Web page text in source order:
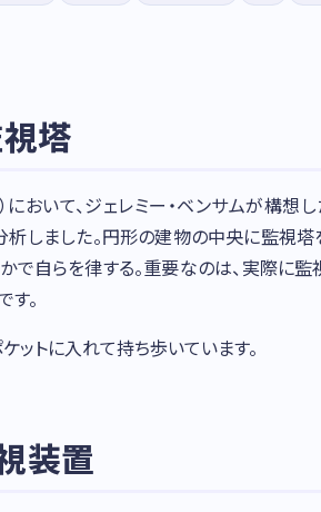
塔
において、ジェレミー・ベンサムが構想
しました。円形の建物の中央に監視塔
で自らを律する。重要なのは、実際に
す。
ットに入れて持ち歩いています。
装置